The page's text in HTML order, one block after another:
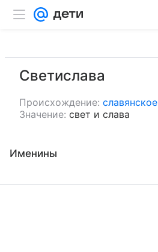
Светислава
Происхождение: славянское
Значение: свет и слава
Именины